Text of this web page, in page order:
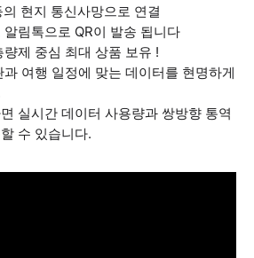
현지 통신사망으로 연결
림톡으로 QR이 발송 됩니다
제 중심 최대 상품 보유 !
여행 일정에 맞는 데이터를 현명하게
실시간 데이터 사용량과 쌍방향 통역
수 있습니다.